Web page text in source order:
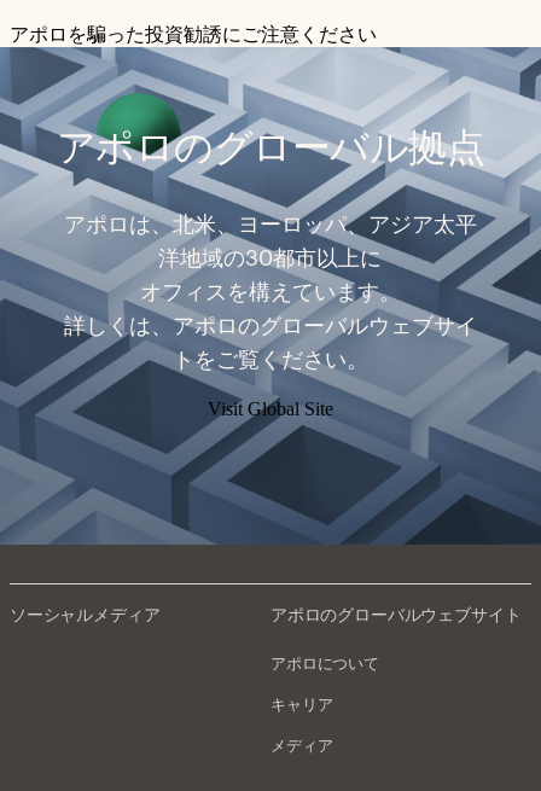
アポロを騙った投資勧誘にご注意ください
アポロのグローバル拠点
アポロは、北米、ヨーロッパ、アジア太平
洋地域の30都市以上に
オフィスを構えています。
詳しくは、アポロのグローバルウェブサイ
トをご覧ください。
Visit Global Site
ソーシャルメディア アポロのグローバルウェブサイト
アポロについて
キャリア
メディア